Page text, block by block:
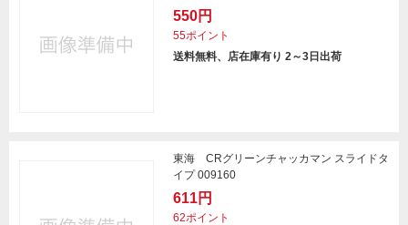
550円
55ポイント
送料無料、店在庫有り 2～3日出荷
東海 CRグリーンチャッカマン スライドタ
イプ 009160
611円
62ポイント